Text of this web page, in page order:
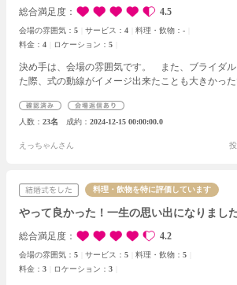
総合満足度 4.5
会場の雰囲気： 5 サービス： 4 料理・飲物： -
料金： 4 ロケーション： 5
決め手は、会場の雰囲気です。
また、ブライダル
た際、式の動線がイメージ出来たことも大きかった
に決めました。契約前に何度か見積もりを作って
にご説明いただきました。希望内容や予定人数が
賢く費用を抑えられる方法をいくつかご提案いただ
備を進めていくことになりますが、私たちの希望や
け止めて、一緒に進めていってくださるのではない
います。
人数 23名 成約 2024-12-15 00:00:00.0
えっちゃんさん
料理・飲物を特に評価しています
やって良かった！一生の思い出になりまし
総合満足度 4.2
会場の雰囲気： 5 サービス： 5 料理・飲物： 5
料金： 3 ロケーション： 3